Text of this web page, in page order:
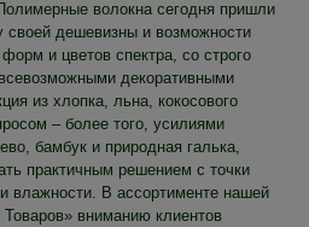
волокна сегодня пришли
своей дешевизны и возможности
и цветов спектра, со строго
декоративными
из хлопка, льна, кокосового
– более того, усилиями
бамбук и природная галька,
практичным решением с точки
влажности. В ассортименте нашей
вниманию клиентов